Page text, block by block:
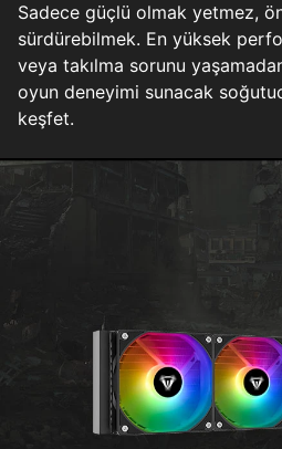
Sadece güçlü olmak yetmez,
sürdürebilmek. En yüksek
veya takılma sorunu
oyun deneyimi sunacak
keşfet.